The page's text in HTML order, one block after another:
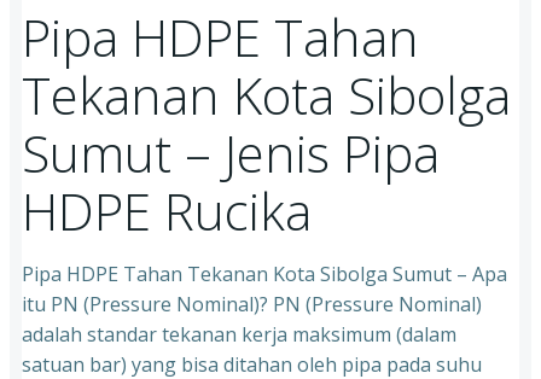
Pipa HDPE Tahan
Tekanan Kota Sibolga
Sumut – Jenis Pipa
HDPE Rucika
Pipa HDPE Tahan Tekanan Kota Sibolga Sumut – Apa
itu PN (Pressure Nominal)? PN (Pressure Nominal)
adalah standar tekanan kerja maksimum (dalam
satuan bar) yang bisa ditahan oleh pipa pada suhu